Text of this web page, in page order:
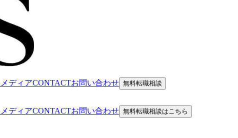
メディアCONTACTお問い合わせ 無料転職相談
メディアCONTACTお問い合わせ 無料転職相談はこちら